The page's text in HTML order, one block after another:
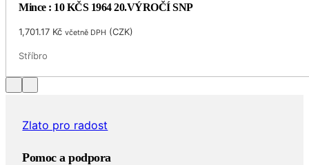
Mince : 10 KČS 1964 20.VÝROČÍ SNP
1,701.17 Kč včetně DPH (CZK)
Stříbro
Zlato pro radost
Pomoc a podpora